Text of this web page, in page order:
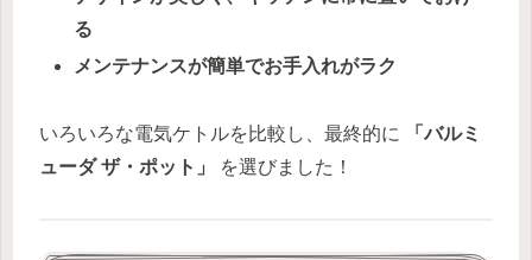
る
メンテナンスが簡単でお手入れがラク
いろいろな電気ケトルを比較し、最終的に
「バルミ
ューダ ザ・ポット」
を選びました！